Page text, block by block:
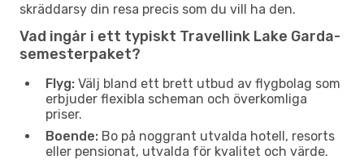
skräddarsy din resa precis som du vill ha den.
Vad ingår i ett typiskt Travellink Lake Garda-
semesterpaket?
Flyg: Välj bland ett brett utbud av flygbolag som
erbjuder flexibla scheman och överkomliga
priser.
Boende: Bo på noggrant utvalda hotell, resorts
eller pensionat, utvalda för kvalitet och värde.